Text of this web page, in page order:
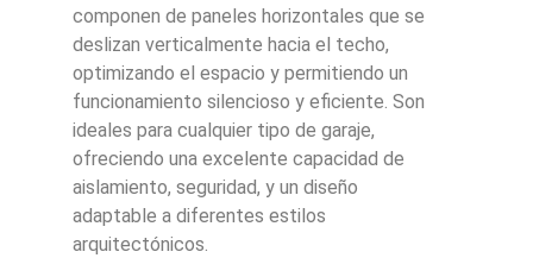
componen de paneles horizontales que se
deslizan verticalmente hacia el techo,
optimizando el espacio y permitiendo un
funcionamiento silencioso y eficiente. Son
ideales para cualquier tipo de garaje,
ofreciendo una excelente capacidad de
aislamiento, seguridad, y un diseño
adaptable a diferentes estilos
arquitectónicos.